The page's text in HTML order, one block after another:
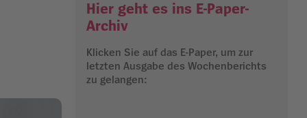
Hier geht es ins E-Paper-
Archiv
Klicken Sie auf das E-Paper, um zur
letzten Ausgabe des Wochenberichts
zu gelangen: